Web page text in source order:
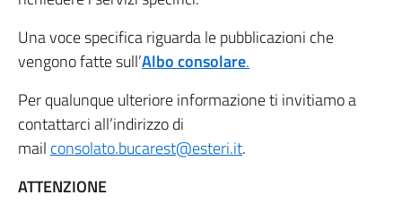
Una voce specifica riguarda le pubblicazioni che
vengono fatte sull’Albo consolare.
Per qualunque ulteriore informazione ti invitiamo a
contattarci all’indirizzo di
mail consolato.bucarest@esteri.it.
ATTENZIONE